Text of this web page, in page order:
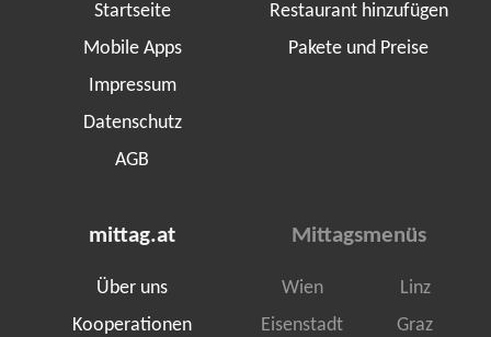
Startseite
Mobile Apps
Impressum
Datenschutz
AGB
Restaurant hinzufügen
Pakete und Preise
mittag.at
Über uns
Kooperationen
Mittagsmenüs
Wien
Linz
Eisenstadt
Graz